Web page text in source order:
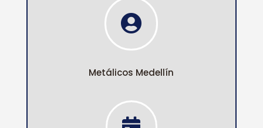

Metálicos Medellín